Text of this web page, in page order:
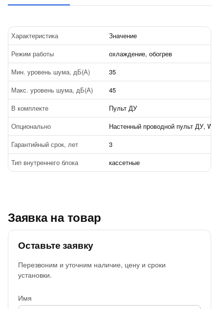
Характеристика
Значение
Режим работы
охлаждение, обогрев
Мин. уровень шума, дБ(А)
35
Макс. уровень шума, дБ(А)
45
В комплекте
Пульт ДУ
Опционально
Настенный проводной пульт ДУ, Wi-
Гарантийный срок, лет
3
Тип внутреннего блока
кассетные
Заявка на товар
Оставьте заявку
Перезвоним и уточним наличие, цену и сроки
установки.
Имя